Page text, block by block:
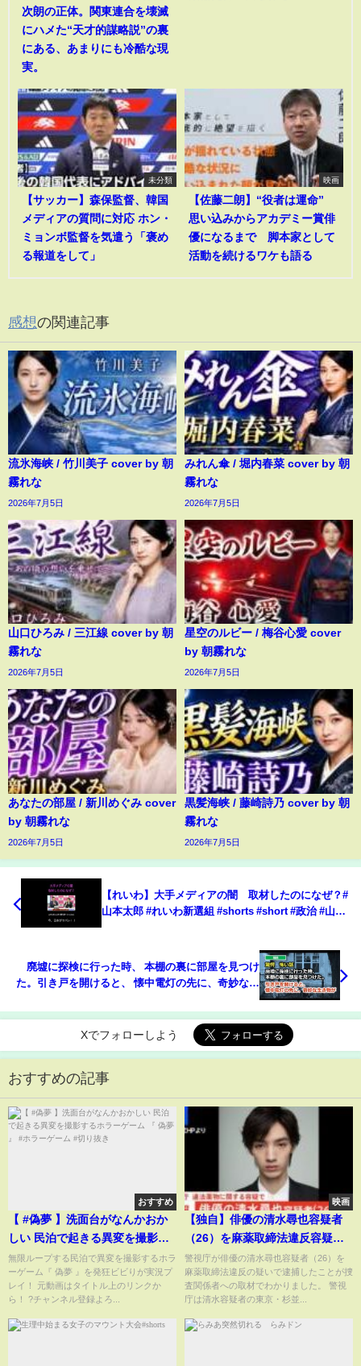
次朗の正体。関東連合を壊滅
にハメた“天才的謀略説”の裏
にある、あまりにも冷酷な現
実。
未分類
【サッカー】森保監督、韓国
メディアの質問に対応 ホン・
ミョンボ監督を気遣う「褒め
る報道をして」
映画
【佐藤二朗】“役者は運命”
思い込みからアカデミー賞俳
優になるまで 脚本家として
活動を続けるワケも語る
感想の関連記事
流氷海峡 / 竹川美子 cover by 朝
霧れな
2026年7月5日
みれん傘 / 堀内春菜 cover by 朝
霧れな
2026年7月5日
山口ひろみ / 三江線 cover by 朝
霧れな
2026年7月5日
星空のルビー / 梅谷心愛 cover
by 朝霧れな
2026年7月5日
あなたの部屋 / 新川めぐみ cover
by 朝霧れな
2026年7月5日
黒髪海峡 / 藤崎詩乃 cover by 朝
霧れな
2026年7月5日
【れいわ】大手メディアの闇 取材したのになぜ？#
山本太郎 #れいわ新選組 #shorts #short #政治 #山本
廃墟に探検に行った時、 本棚の裏に部屋を見つけ
た。引き戸を開けると、 懐中電灯の先に、奇妙な生
Xでフォローしよう
おすすめの記事
おすすめ
【 #偽夢 】洗面台がなんかおか
しい 民泊で起きる異変を撮影す
るホラーゲーム 『 偽夢 』 #ホラ
ーゲーム #切り抜き
無限ループする民泊で異変を撮影するホラ
ーゲーム『 偽夢 』を発狂ビビりが実況プ
レイ！ 元動画はタイトル上のリンクか
ら！ ?チャンネル登録よろ...
映画
【独自】俳優の清水尋也容疑者
（26）を麻薬取締法違反容疑で
逮捕 けさ6時半ごろに自宅から
連行される姿も… 警視庁｜
TBS NEWS DIG
警視庁が俳優の清水尋也容疑者（26）を
麻薬取締法違反の疑いで逮捕したことが捜
査関係者への取材でわかりました。 警視
庁は清水容疑者の東京・杉並...